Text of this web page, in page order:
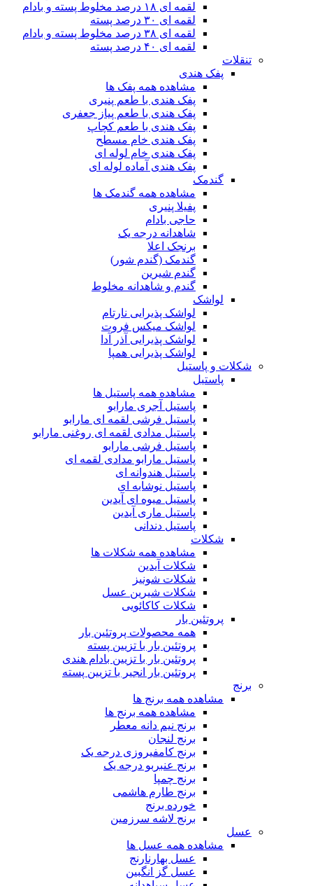
لقمه ای ۱۸ درصد مخلوط پسته و بادام
لقمه ای ۳۰ درصد پسته
لقمه ای ۳۸ درصد مخلوط پسته و بادام
لقمه ای ۴۰ درصد پسته
تنقلات
پفک هندی
مشاهده همه پفک ها
پفک هندی با طعم پنیری
پفک هندی با طعم پیاز جعفری
پفک هندی با طعم کچاپ
پفک هندی خام مسطح
پفک هندی خام لوله ای
پفک هندی آماده لوله ای
گندمک
مشاهده همه گندمک ها
پفیلا پنیری
حاجی بادام
شاهدانه درجه یک
برنجک اعلا
گندمک (گندم شور)
گندم شیرین
گندم و شاهدانه مخلوط
لواشک
لواشک پذیرایی نارتام
لواشک میکس فروت
لواشک پذیرایی آذر آدا
لواشک پذیرایی همپا
شکلات و پاستیل
پاستیل
مشاهده همه پاستیل ها
پاستیل آجری مارابو
پاستیل فرشی لقمه ای مارابو
پاستیل مدادی لقمه ای روغنی مارابو
پاستیل فرشی مارابو
پاستیل مارابو مدادی لقمه ای
پاستیل هندوانه ای
پاستیل نوشابه ای
پاستیل میوه ای آیدین
پاستیل ماری آیدین
پاستیل دندانی
شکلات
مشاهده همه شکلات ها
شکلات آیدین
شکلات شونیز
شکلات شیرین عسل
شکلات کاکائویی
پروتئین بار
همه محصولات پروتئین بار
پروتئین بار با تزیین پسته
پروتئین بار با تزیین بادام هندی
پروتئین بار انجیر با تزیین پسته
برنج
مشاهده همه برنج ها
مشاهده همه برنج ها
برنج نیم دانه معطر
برنج لنجان
برنج کامفیروزی درجه یک
برنج عنبربو درجه یک
برنج چمپا
برنج طارم هاشمی
خورده برنج
برنج لاشه سرزمین
عسل
مشاهده همه عسل ها
عسل بهارنارنج
عسل گز انگبین